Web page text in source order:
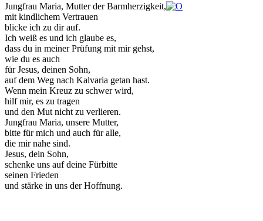
Jungfrau Maria, Mutter der Barmherzigkeit,
mit kindlichem Vertrauen
blicke ich zu dir auf.
Ich weiß es und ich glaube es,
dass du in meiner Prüfung mit mir gehst,
wie du es auch
für Jesus, deinen Sohn,
auf dem Weg nach Kalvaria getan hast.
Wenn mein Kreuz zu schwer wird,
hilf mir, es zu tragen
und den Mut nicht zu verlieren.
Jungfrau Maria, unsere Mutter,
bitte für mich und auch für alle,
die mir nahe sind.
Jesus, dein Sohn,
schenke uns auf deine Fürbitte
seinen Frieden
und stärke in uns der Hoffnung.